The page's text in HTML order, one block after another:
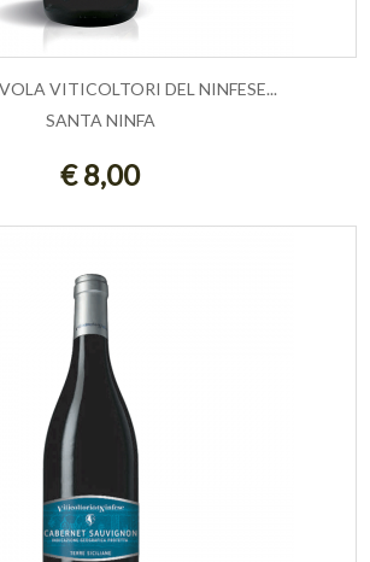
ESAURITO
VITICOLTORI DEL NINFESE...
SANTA NINFA
€ 8,00